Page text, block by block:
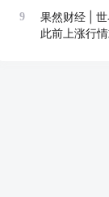
9
果然财经 |
此前上涨行